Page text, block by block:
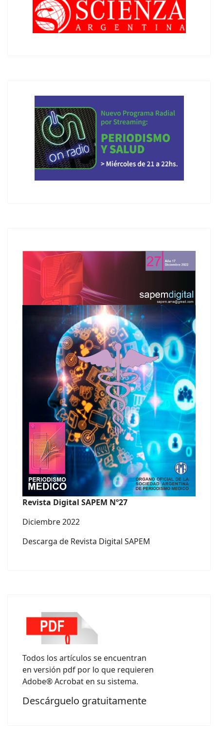
Revista Digital SAPEM Nº27
Diciembre 2022
Descarga de Revista Digital SAPEM
Todos los artículos se encuentran
en versión pdf por lo que requieren
Adobe® Acrobat en su sistema.
Descárguelo gratuitamente